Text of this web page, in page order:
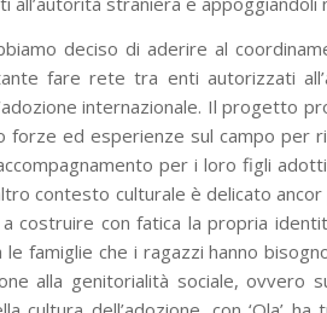
deciso di aderire al
fare rete tra enti autorizzati
internazionale. Il progetto
forze ed esperienze sul campo per
per i loro figli
contesto culturale è delicato
costruire con fatica la propria
famiglie che i ragazzi hanno
alla genitorialità sociale, ovvero